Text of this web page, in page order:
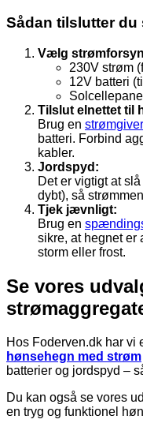
Sådan tilslutter du
Vælg
230V strøm
12V batteri
Tilslut elnettet til
Brug en strømgiver
batteri. Forbind
kabler.
Jordspyd:
Det er vigtigt at slå
dybt), så
Tjek jævnligt:
Brug en
sikre, at hegnet er
storm eller frost.
Se vores
Hos Foderven.dk har vi
hønsehegn med strøm
batterier og jordspyd –
Du kan også se vores
en tryg og funktionel